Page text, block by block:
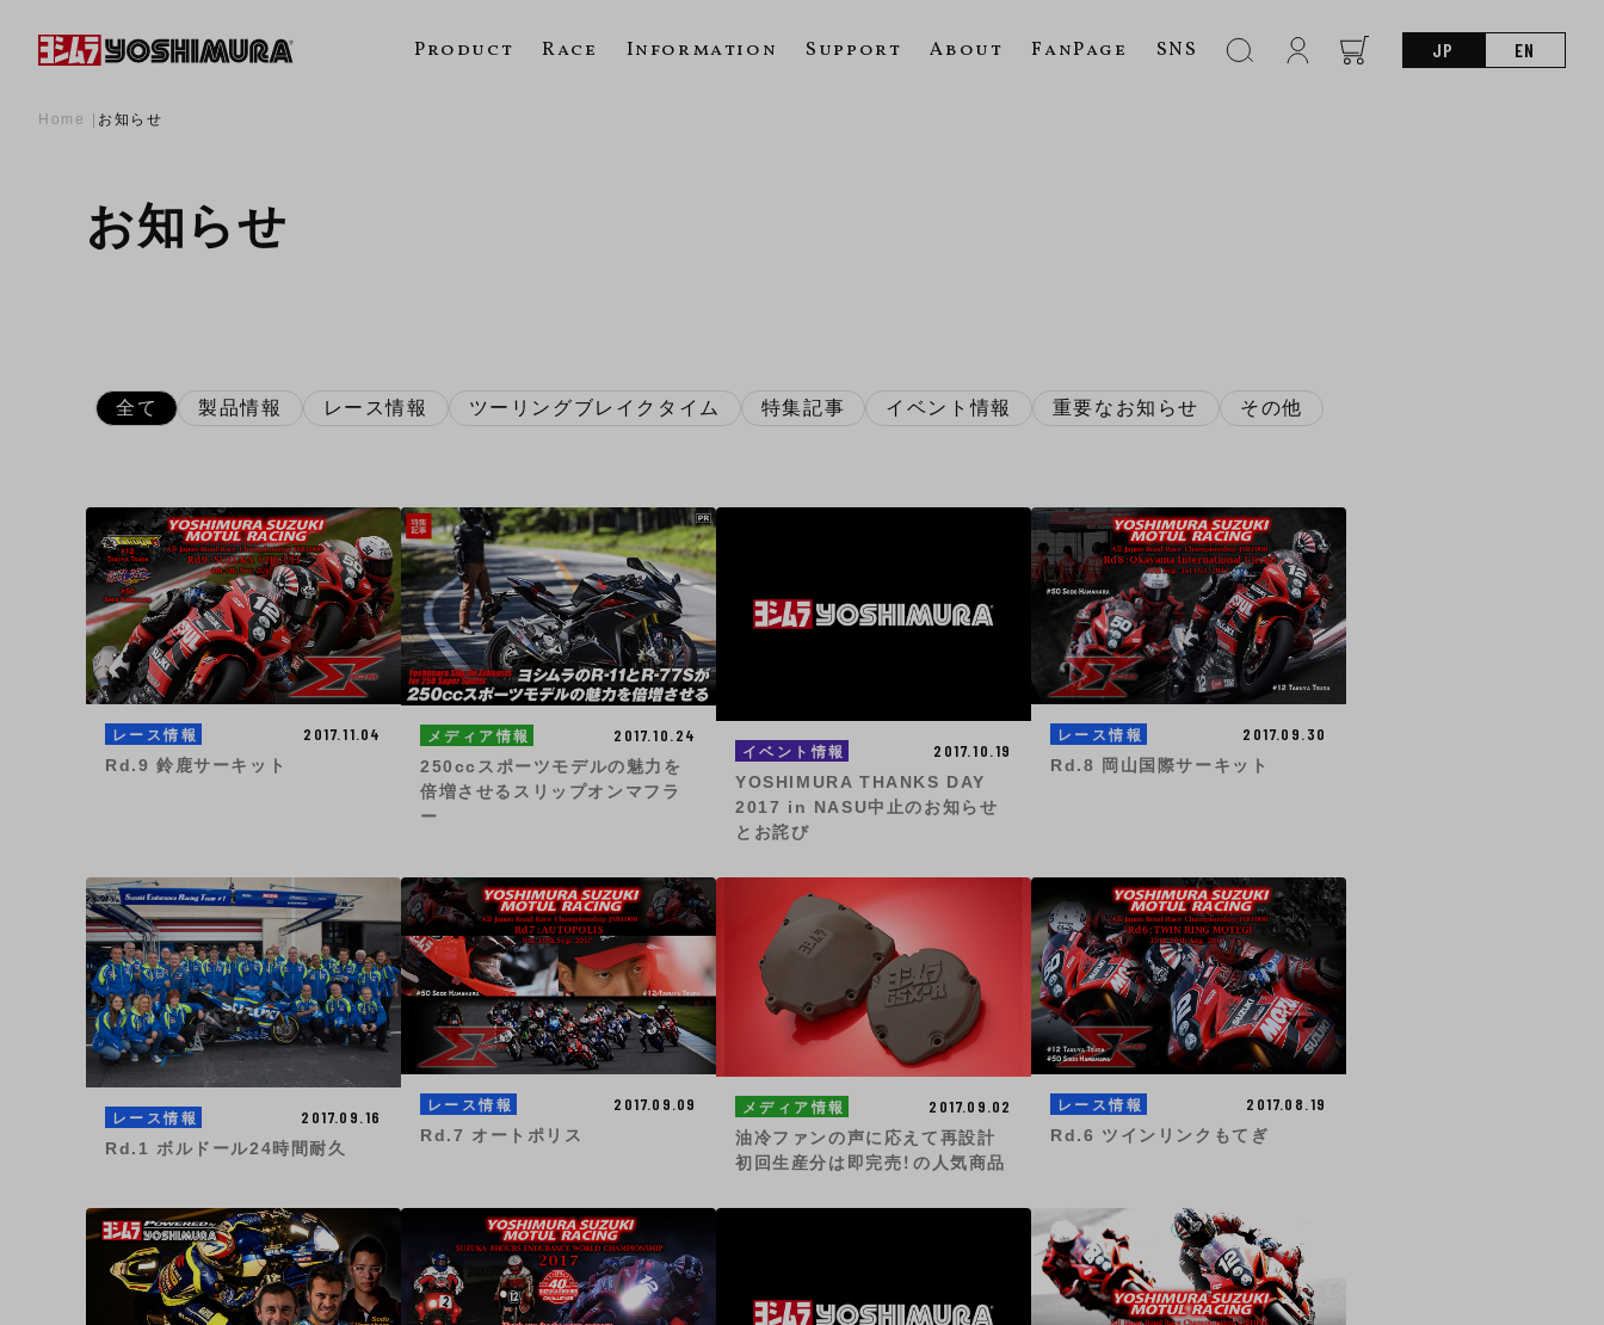
Product Race Information Support About FanPage SNS JP EN
Home お知らせ
お知らせ
全て 製品情報 レース情報 ツーリングブレイクタイム 特集記事 イベント情報 重要なお知らせ その他
レース情報 2017.11.04
Rd.9 鈴鹿サーキット
メディア情報 2017.10.24
250ccスポーツモデルの魅力を
倍増させるスリップオンマフラ
ー
イベント情報 2017.10.19
YOSHIMURA THANKS DAY
2017 in NASU中止のお知らせ
とお詫び
レース情報 2017.09.30
Rd.8 岡山国際サーキット
レース情報 2017.09.16
Rd.1 ボルドール24時間耐久
レース情報 2017.09.09
Rd.7 オートポリス
メディア情報 2017.09.02
油冷ファンの声に応えて再設計
初回生産分は即完売！の人気商品
レース情報 2017.08.19
Rd.6 ツインリンクもてぎ